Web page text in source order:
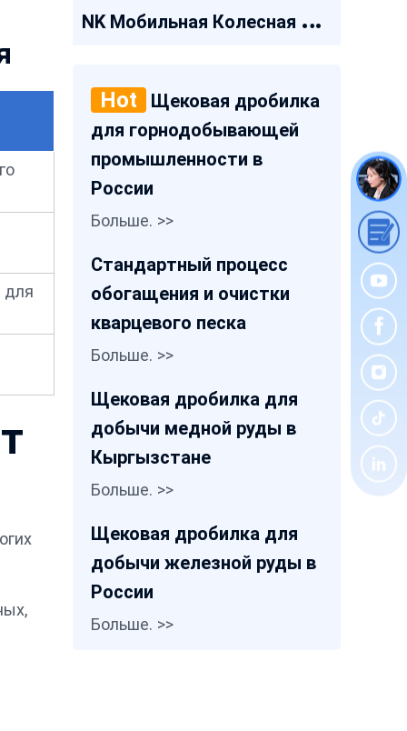
для
N
K Мобильная Колесная Дробилка
Hot
Щековая дробилка
для горнодобывающей
промышленности в
России
Больше. >>
Стандартный процесс
обогащения и очистки
кварцевого песка
Больше. >>
Щековая дробилка для
добычи медной руды в
Кыргызстане
Больше. >>
Щековая дробилка для
добычи железной руды в
России
Больше. >>